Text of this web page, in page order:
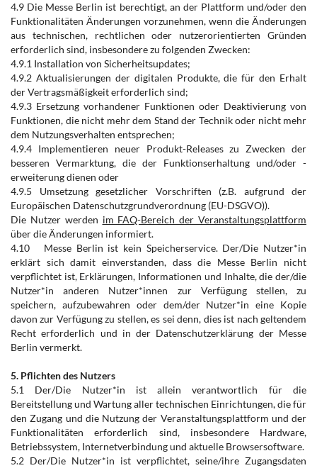
4.9 Die Messe Berlin ist berechtigt, an der Plattform und/oder den
Funktionalitäten Änderungen vorzunehmen, wenn die Änderungen
aus technischen, rechtlichen oder nutzerorientierten Gründen
erforderlich sind, insbesondere zu folgenden Zwecken:
4.9.1 Installation von Sicherheitsupdates;
4.9.2 Aktualisierungen der digitalen Produkte, die für den Erhalt
der Vertragsmäßigkeit erforderlich sind;
4.9.3 Ersetzung vorhandener Funktionen oder Deaktivierung von
Funktionen, die nicht mehr dem Stand der Technik oder nicht mehr
dem Nutzungsverhalten entsprechen;
4.9.4 Implementieren neuer Produkt-Releases zu Zwecken der
besseren Vermarktung, die der Funktionserhaltung und/oder -
erweiterung dienen oder
4.9.5 Umsetzung gesetzlicher Vorschriften (z.B. aufgrund der
Europäischen Datenschutzgrundverordnung (EU-DSGVO)).
Die Nutzer werden im FAQ-Bereich der Veranstaltungsplattform
über die Änderungen informiert.
4.10 Messe Berlin ist kein Speicherservice. Der/Die Nutzer*in
erklärt sich damit einverstanden, dass die Messe Berlin nicht
verpflichtet ist, Erklärungen, Informationen und Inhalte, die der/die
Nutzer*in anderen Nutzer*innen zur Verfügung stellen, zu
speichern, aufzubewahren oder dem/der Nutzer*in eine Kopie
davon zur Verfügung zu stellen, es sei denn, dies ist nach geltendem
Recht erforderlich und in der Datenschutzerklärung der Messe
Berlin vermerkt.
5. Pflichten des Nutzers
5.1 Der/Die Nutzer*in ist allein verantwortlich für die
Bereitstellung und Wartung aller technischen Einrichtungen, die für
den Zugang und die Nutzung der Veranstaltungsplattform und der
Funktionalitäten erforderlich sind, insbesondere Hardware,
Betriebssystem, Internetverbindung und aktuelle Browsersoftware.
5.2 Der/Die Nutzer*in ist verpflichtet, seine/ihre Zugangsdaten